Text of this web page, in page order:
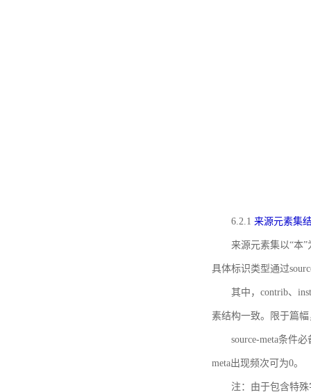
6.2.1 来源元素集
来源元素集以“本
具体标识类型通过
其中，contrib、
素结构一致。限于篇
source-meta条件
meta出现频次可为0。
注：由于包含特殊